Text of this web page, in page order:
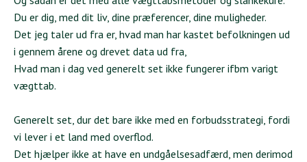
Du er dig, med dit liv, dine præferencer, dine muligheder.
Det jeg taler ud fra er, hvad man har kastet befolkningen ud
i gennem årene og drevet data ud fra,
Hvad man i dag ved generelt set ikke fungerer ifbm varigt
vægttab.
Generelt set, dur det bare ikke med en forbudsstrategi, fordi
vi lever i et land med overflod.
Det hjælper ikke at have en undgåelsesadfærd, men derimod